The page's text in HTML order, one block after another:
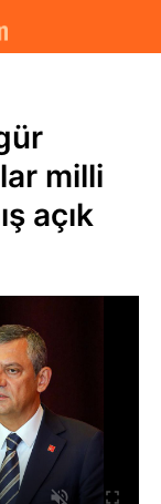
milli
açık